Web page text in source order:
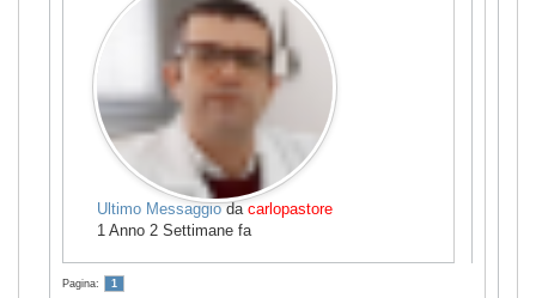
Ultimo Messaggioda carlopastore
1 Anno 2 Settimane fa
Pagina: 1